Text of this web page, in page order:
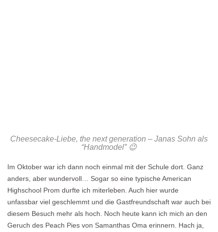
Cheesecake-Liebe, the next generation – Janas Sohn als
“Handmodel” 😉
Im Oktober war ich dann noch einmal mit der Schule dort. Ganz
anders, aber wundervoll… Sogar so eine typische American
Highschool Prom durfte ich miterleben. Auch hier wurde
unfassbar viel geschlemmt und die Gastfreundschaft war auch bei
diesem Besuch mehr als hoch. Noch heute kann ich mich an den
Geruch des Peach Pies von Samanthas Oma erinnern. Hach ja,